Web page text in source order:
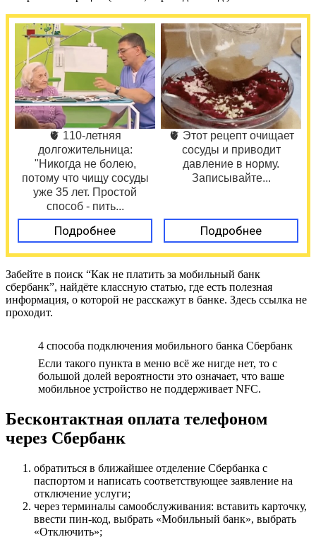
🫀 110-летняя
долгожительница:
"Никогда не болею,
потому что чищу сосуды
уже 35 лет. Простой
способ - пить...
Подробнее
🫀 Этот рецепт очищает
сосуды и приводит
давление в норму.
Записывайте...
Подробнее
Забейте в поиск “Как не платить за мобильный банк
сбербанк”, найдёте классную статью, где есть полезная
информация, о которой не расскажут в банке. Здесь ссылка не
проходит.
4 способа подключения мобильного банка Сбербанк
Если такого пункта в меню всё же нигде нет, то с
большой долей вероятности это означает, что ваше
мобильное устройство не поддерживает NFC.
Бесконтактная оплата телефоном
через Сбербанк
обратиться в ближайшее отделение Сбербанка с
паспортом и написать соответствующее заявление на
отключение услуги;
через терминалы самообслуживания: вставить карточку,
ввести пин-код, выбрать «Мобильный банк», выбрать
«Отключить»;